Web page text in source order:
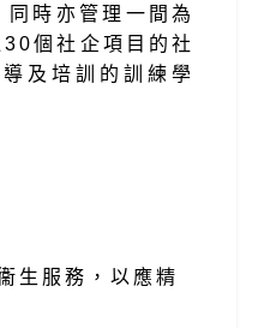
時亦管理一間為
個社企項目的社
及培訓的訓練學
生服務，以應精